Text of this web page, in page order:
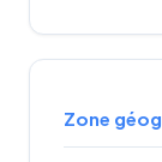
Zone